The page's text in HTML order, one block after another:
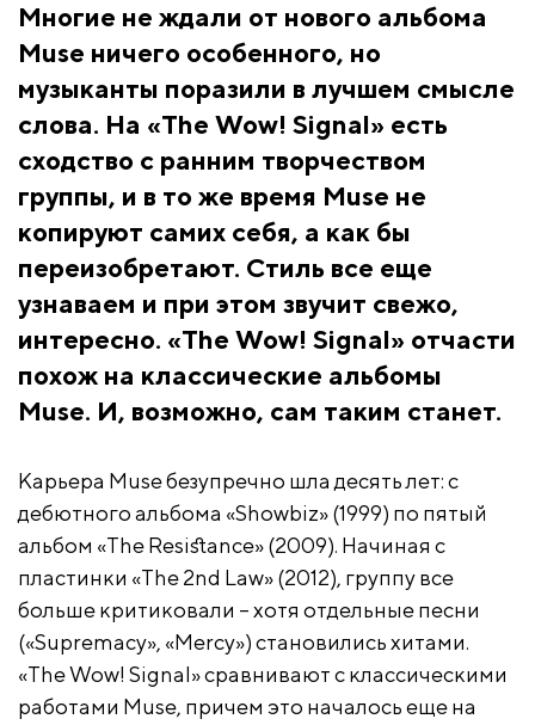
Многие не ждали от нового альбома
Muse ничего особенного, но
музыканты поразили в лучшем смысле
слова. На «The Wow! Signal» есть
сходство с ранним творчеством
группы, и в то же время Muse не
копируют самих себя, а как бы
переизобретают. Стиль все еще
узнаваем и при этом звучит свежо,
интересно. «The Wow! Signal» отчасти
похож на классические альбомы
Muse. И, возможно, сам таким станет.
Карьера Muse безупречно шла десять лет: с
дебютного альбома «Showbiz» (1999) по пятый
альбом «The Resistance» (2009). Начиная с
пластинки «The 2nd Law» (2012), группу все
больше критиковали – хотя отдельные песни
(«Supremacy», «Mercy») становились хитами.
«The Wow! Signal» сравнивают с классическими
работами Muse, причем это началось еще на